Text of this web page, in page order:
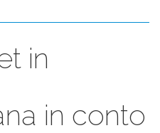
in
in conto